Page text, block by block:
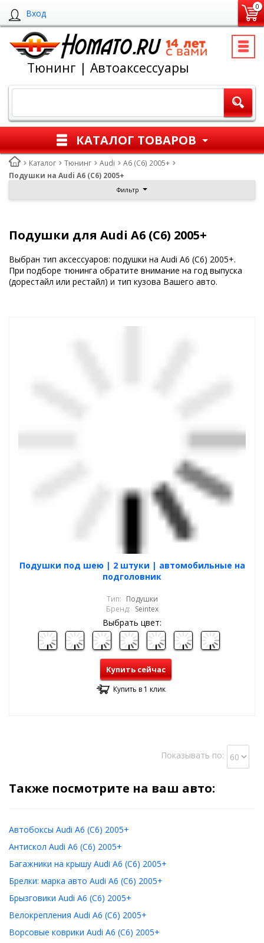
Вход
0
Тюнинг | Автоаксессуары
КАТАЛОГ ТОВАРОВ
Каталог Тюнинг Audi
A6 (C6) 2005+
Подушки на Audi A6 (C6) 2005+
Фильтр
Подушки для Audi A6 (C6) 2005+
Выбран тип аксессуаров: подушки на Audi A6 (C6) 2005+.
При подборе тюнинга обратите внимание на год выпуска
(дорестайл или рестайл) и тип кузова Вашего авто.
Подушки под шею | 2 штуки | автомобильные на
подголовник
Тип: Подушки
Бренд: Seintex
Выбрать цвет:
Купить сейчас
Купить в 1 клик
Показывать по:
Также посмотрите на ваш авто:
Автобоксы Audi A6 (C6) 2005+
Антискол Audi A6 (C6) 2005+
Багажники на крышу Audi A6 (C6) 2005+
Брелки: марка авто Audi A6 (C6) 2005+
Брызговики Audi A6 (C6) 2005+
Велокрепления Audi A6 (C6) 2005+
Ворсовые коврики Audi A6 (C6) 2005+